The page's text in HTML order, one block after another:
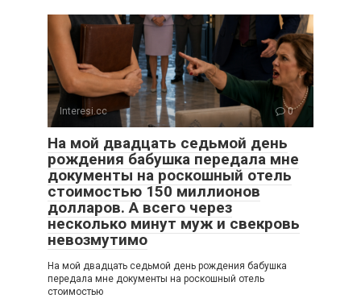
Interesi.cc 0
На мой двадцать седьмой день
рождения бабушка передала мне
документы на роскошный отель
стоимостью 150 миллионов
долларов. А всего через
несколько минут муж и свекровь
невозмутимо
На мой двадцать седьмой день рождения бабушка
передала мне документы на роскошный отель
стоимостью